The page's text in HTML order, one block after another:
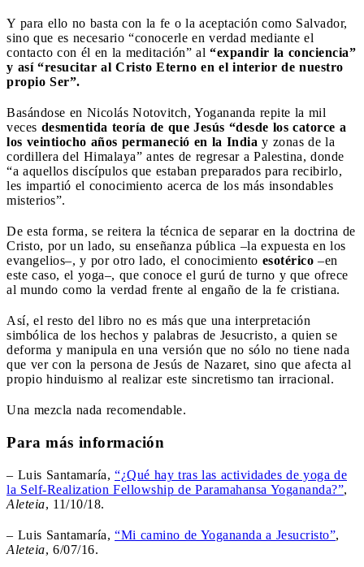
Y para ello no basta con la fe o la aceptación como Salvador,
sino que es necesario “conocerle en verdad mediante el
contacto con él en la meditación” al “expandir la conciencia”
y así “resucitar al Cristo Eterno en el interior de nuestro
propio Ser”.
Basándose en Nicolás Notovitch, Yogananda repite la mil
veces desmentida teoría de que Jesús “desde los catorce a
los veintiocho años permaneció en la India y zonas de la
cordillera del Himalaya” antes de regresar a Palestina, donde
“a aquellos discípulos que estaban preparados para recibirlo,
les impartió el conocimiento acerca de los más insondables
misterios”.
De esta forma, se reitera la técnica de separar en la doctrina de
Cristo, por un lado, su enseñanza pública –la expuesta en los
evangelios–, y por otro lado, el conocimiento esotérico –en
este caso, el yoga–, que conoce el gurú de turno y que ofrece
al mundo como la verdad frente al engaño de la fe cristiana.
Así, el resto del libro no es más que una interpretación
simbólica de los hechos y palabras de Jesucristo, a quien se
deforma y manipula en una versión que no sólo no tiene nada
que ver con la persona de Jesús de Nazaret, sino que afecta al
propio hinduismo al realizar este sincretismo tan irracional.
Una mezcla nada recomendable.
Para más información
– Luis Santamaría, “¿Qué hay tras las actividades de yoga de
la Self-Realization Fellowship de Paramahansa Yogananda?”,
Aleteia, 11/10/18.
– Luis Santamaría, “Mi camino de Yogananda a Jesucristo”,
Aleteia, 6/07/16.